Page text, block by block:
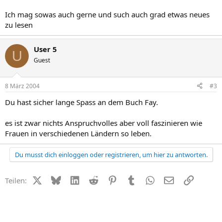
Ich mag sowas auch gerne und such auch grad etwas neues
zu lesen
U User 5
Guest
8 März 2004 #3
Du hast sicher lange Spass an dem Buch Fay.
es ist zwar nichts Anspruchvolles aber voll faszinieren wie
Frauen in verschiedenen Ländern so leben.
Du musst dich einloggen oder registrieren, um hier zu antworten.
Teilen: X (Twitter)
BlueskyLinkedIn
Reddit PinterestTumblr WhatsApp
E-MailLink